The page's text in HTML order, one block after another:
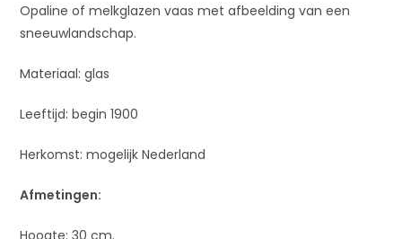
Opaline of melkglazen vaas met afbeelding van een
sneeuwlandschap.
Materiaal: glas
Leeftijd: begin 1900
Herkomst: mogelijk Nederland
Afmetingen: